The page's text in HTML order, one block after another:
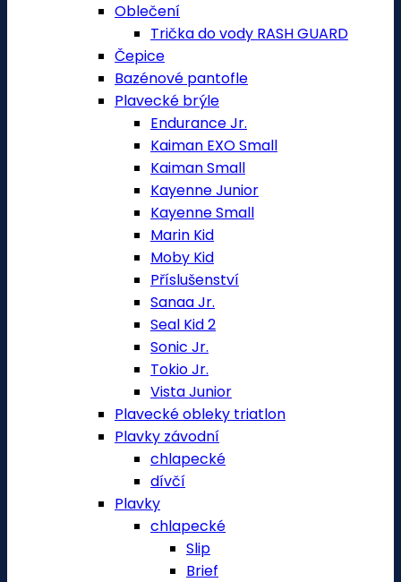
Oblečení
Trička do vody RASH GUARD
Čepice
Bazénové pantofle
Plavecké brýle
Endurance Jr.
Kaiman EXO Small
Kaiman Small
Kayenne Junior
Kayenne Small
Marin Kid
Moby Kid
Příslušenství
Sanaa Jr.
Seal Kid 2
Sonic Jr.
Tokio Jr.
Vista Junior
Plavecké obleky triatlon
Plavky závodní
chlapecké
dívčí
Plavky
chlapecké
Slip
Brief